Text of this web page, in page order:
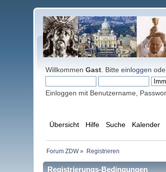
WillkommenGast . Bitteeinloggen
Einloggen mit Benutzername,
Übersicht Hilfe Suche Kalender
Forum ZDW» Registrieren
Registrierungs-Bedingungen